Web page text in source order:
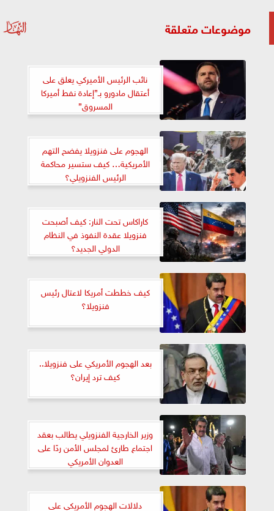
موضوعات متعلقة
نائب الرئيس الأميركي يعلق على
أعتقال مادورو بـ”إعادة نفط أميركا
المسروق”
الهجوم على فنزويلا يفضح التهم
الأمريكية… كيف ستسير محاكمة
الرئيس الفنزويلي؟
كاراكاس تحت النار: كيف أصبحت
فنزويلا عقدة النفوذ في النظام
الدولي الجديد؟
كيف خططت أمريكا لاعتال رئيس
فنزويلا؟
بعد الهجوم الأمريكي على فنزويلا..
كيف ترد إيران؟
وزير الخارجية الفنزويلي يطالب بعقد
اجتماع طارئ لمجلس الأمن ردًا على
العدوان الأمريكي
دلالات الهجوم الأمريكي على